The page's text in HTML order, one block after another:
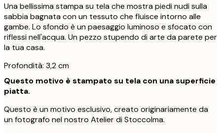
Una bellissima stampa su tela che mostra piedi nudi sulla
sabbia bagnata con un tessuto che fluisce intorno alle
gambe. Lo sfondo è un paesaggio luminoso e sfocato con
riflessi nell'acqua. Un pezzo stupendo di arte da parete per
la tua casa.
Profondità: 3,2 cm
Questo motivo è stampato su tela con una superficie
piatta.
Questo è un motivo esclusivo, creato originariamente da
un fotografo nel nostro Atelier di Stoccolma.